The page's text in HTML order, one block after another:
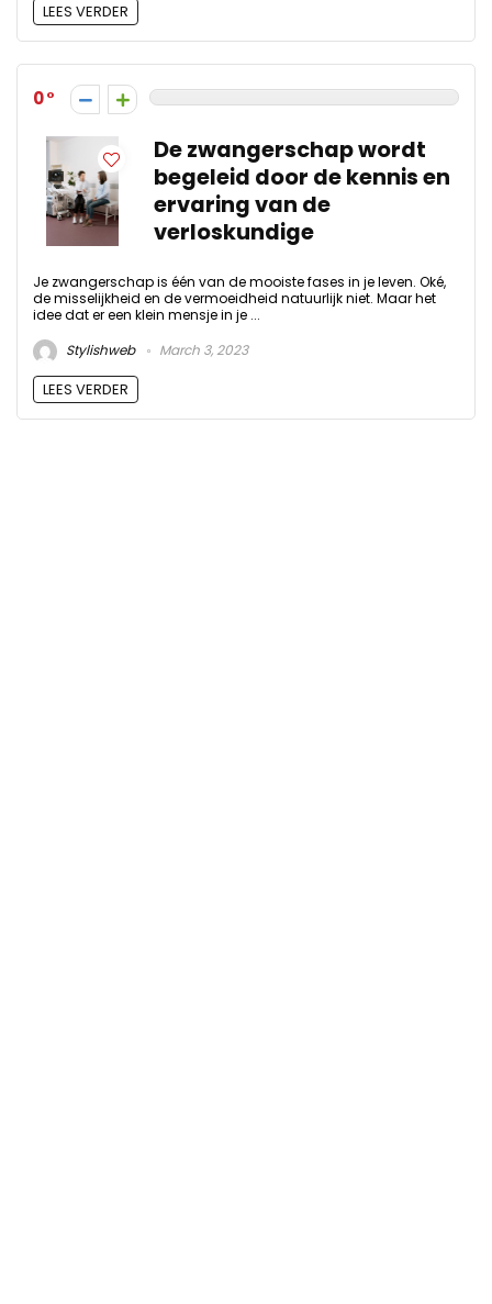
LEES VERDER
0
De zwangerschap wordt
begeleid door de kennis en
ervaring van de
verloskundige
Je zwangerschap is één van de mooiste fases in je leven. Oké,
de misselijkheid en de vermoeidheid natuurlijk niet. Maar het
idee dat er een klein mensje in je ...
Stylishweb
March 3, 2023
LEES VERDER